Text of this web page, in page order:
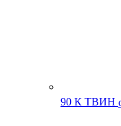
90 К ТВИН